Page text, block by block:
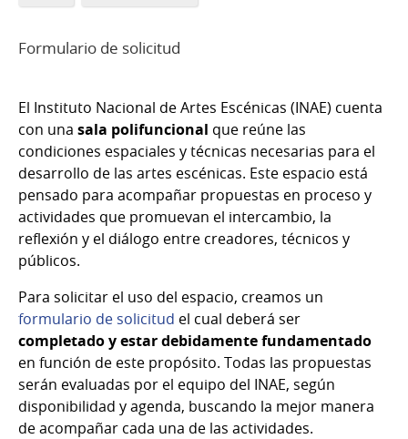
Formulario de solicitud
El Instituto Nacional de Artes Escénicas (INAE) cuenta
con una sala polifuncional que reúne las
condiciones espaciales y técnicas necesarias para el
desarrollo de las artes escénicas. Este espacio está
pensado para acompañar propuestas en proceso y
actividades que promuevan el intercambio, la
reflexión y el diálogo entre creadores, técnicos y
públicos.
Para solicitar el uso del espacio, creamos un
formulario de solicitud el cual deberá ser
completado y estar debidamente fundamentado
en función de este propósito. Todas las propuestas
serán evaluadas por el equipo del INAE, según
disponibilidad y agenda, buscando la mejor manera
de acompañar cada una de las actividades.